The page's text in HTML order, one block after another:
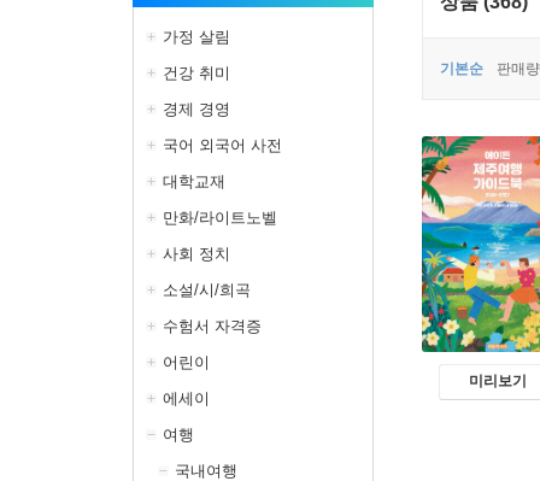
가정 살림
건강 취미
경제 경영
국어 외국어 사전
대학교재
만화/라이트노벨
사회 정치
소설/시/희곡
수험서 자격증
어린이
에세이
여행
국내여행
기본순 판매
미리보기